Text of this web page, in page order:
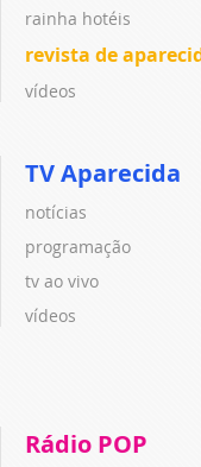
rainha hotéis
revista de
vídeos
TV Aparecida
notícias
programação
tv ao vivo
vídeos
Rádio POP